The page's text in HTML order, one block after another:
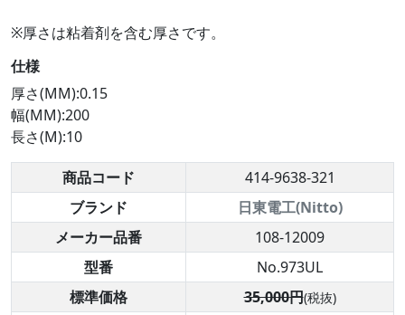
※厚さは粘着剤を含む厚さです。
仕様
厚さ(MM):0.15
幅(MM):200
長さ(M):10
商品コード
414-9638-321
ブランド
日東電工(Nitto)
メーカー品番
108-12009
型番
No.973UL
標準価格
35,000円(税抜)